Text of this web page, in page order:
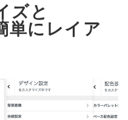
ズと
単にレイア